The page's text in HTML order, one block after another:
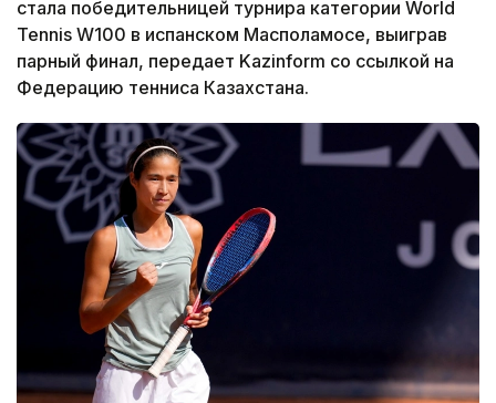
стала победительницей турнира категории World
Tennis W100 в испанском Масполамосе, выиграв
парный финал, передает Kazinform со ссылкой на
Федерацию тенниса Казахстана.